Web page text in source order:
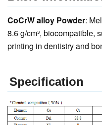
CoCrW alloy Powder:
8.6 g/cm³, biocompatible,
printing in dentistry and
Specification